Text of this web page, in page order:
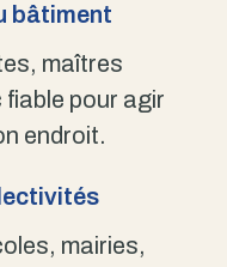
bâtiment
maîtres
pour agir
endroit.
mairies,